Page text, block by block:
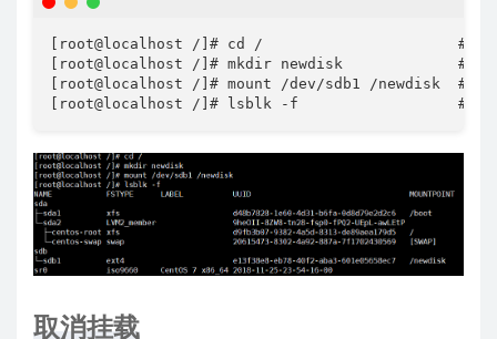
[root@localhost /]# cd /                      #切换到根目
[root@localhost /]# mkdir newdisk             #创建
[root@localhost /]# mount /dev/sdb1 /newdisk  #挂在
取消挂载